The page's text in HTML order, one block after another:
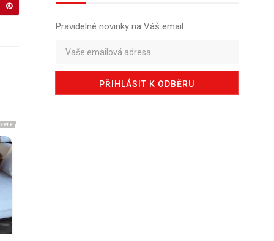
Pravidelné novinky na Váš email